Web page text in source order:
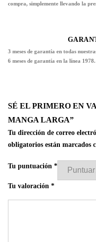
compra, simplemente llevando la
3 meses de garantía en todas
6 meses de garantía en la línea 1978.
SÉ EL PRIMERO EN
MANGA LARGA”
Tu dirección de correo
obligatorios están marcados
Tu puntuación *
Tu valoración *